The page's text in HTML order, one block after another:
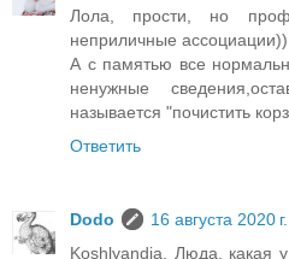
Лола, прости, но
неприличные ассоциации))
А с памятью все
ненужные
называется "почистить
Ответить
Dodo
16 августа 2020
Koshlyandia, Люда, какая